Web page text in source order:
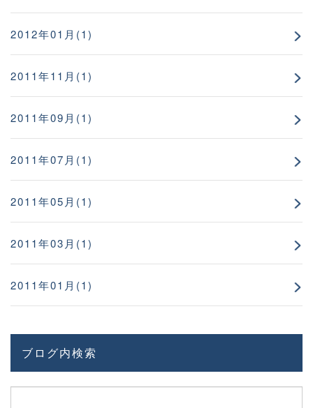
2012年01月(1)
2011年11月(1)
2011年09月(1)
2011年07月(1)
2011年05月(1)
2011年03月(1)
2011年01月(1)
ブログ内検索